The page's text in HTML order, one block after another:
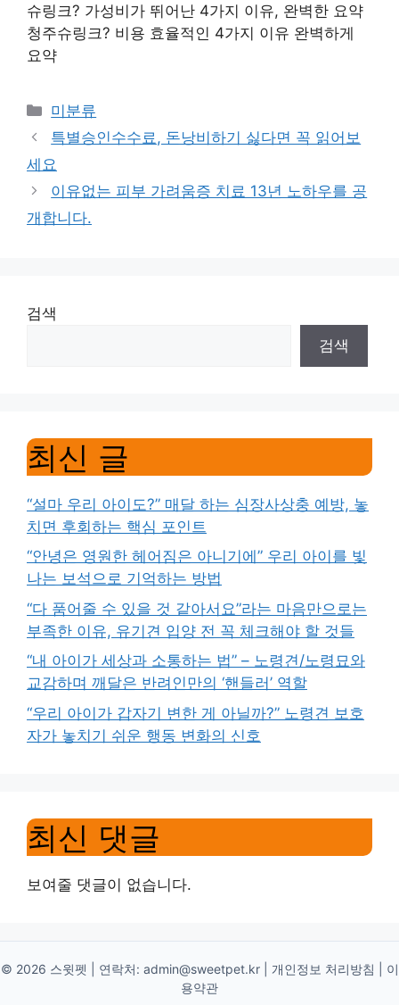
슈링크? 가성비가 뛰어난 4가지 이유, 완벽한 요약
청주슈링크? 비용 효율적인 4가지 이유 완벽하게
요약
Categories
미분류
특별승인수수료, 돈낭비하기 싫다면 꼭 읽어보
세요
이유없는 피부 가려움증 치료 13년 노하우를 공
개합니다.
검색
검색
최신 글
“설마 우리 아이도?” 매달 하는 심장사상충 예방, 놓
치면 후회하는 핵심 포인트
“안녕은 영원한 헤어짐은 아니기에” 우리 아이를 빛
나는 보석으로 기억하는 방법
“다 품어줄 수 있을 것 같아서요”라는 마음만으로는
부족한 이유, 유기견 입양 전 꼭 체크해야 할 것들
“내 아이가 세상과 소통하는 법” – 노령견/노령묘와
교감하며 깨달은 반려인만의 ‘핸들러’ 역할
“우리 아이가 갑자기 변한 게 아닐까?” 노령견 보호
자가 놓치기 쉬운 행동 변화의 신호
최신 댓글
보여줄 댓글이 없습니다.
© 2026 스윗펫 | 연락처: admin@sweetpet.kr| 개인정보 처리방침
이
용약관